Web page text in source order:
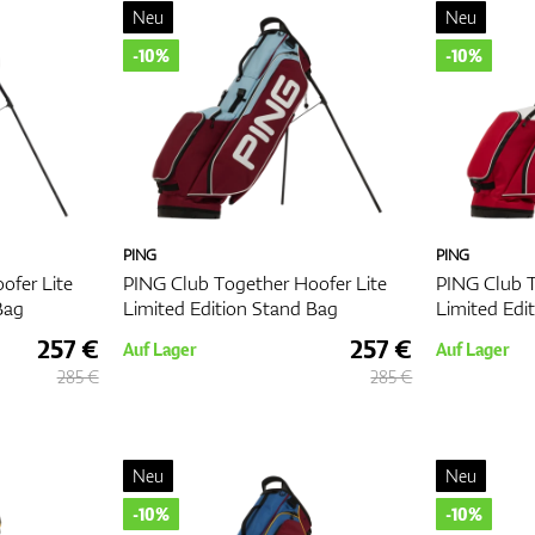
Sie das Gewicht des Bags, besonders wenn Sie es längere Zeit
in Ihren Komfort und Ihre Leistung auf dem Platz. Egal, ob Sie
oder ein Cartbag für mehr Stauraum entscheiden, das richtige Bag
Wählen Sie weise und genießen Sie eine besser organisierte und
Lite
257 €
285 €
PING
PING Club Together Hoofer Lite
Limited Edition Stand Bag
Neu
-10%
Auf Lager 257 €
285 €
PING
PING Club
Limited
Neu
-10%
Auf Lager
Neu
-10%
Neu
-10%